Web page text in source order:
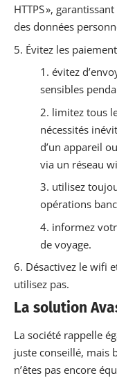
HTTPS»,
des données
Évitez les
évitez
sensibles
limitez tous
nécessités
d’un appareil
via un réseau
utilisez
opérations
informez
de voyage.
Désactivez le wifi
utilisez pas.
La solution
La société rappelle
juste conseillé, mais
n’êtes pas encore